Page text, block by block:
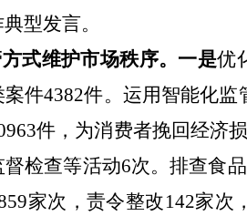
型发言。
式维护市场秩序。一是优
件4382件。运用智能化
件，为消费者挽回经济
检查等活动6次。排查食
家次，责令整改142家